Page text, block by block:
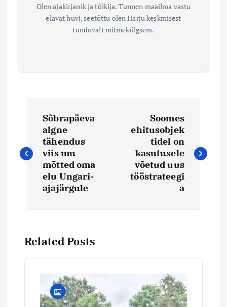
Olen ajakirjanik ja tõlkija. Tunnen maailma vastu
elavat huvi, seetõttu olen Harju keskmisest
tunduvalt mitmekülgsem.
v
e
e
Sõbrapäeva
algne
tähendus
viis mu
mõtted oma
elu Ungari-
ajajärgule
Soomes
ehitusobjek
tidel on
kasutusele
võetud uus
tööstrateegi
a
Related Posts